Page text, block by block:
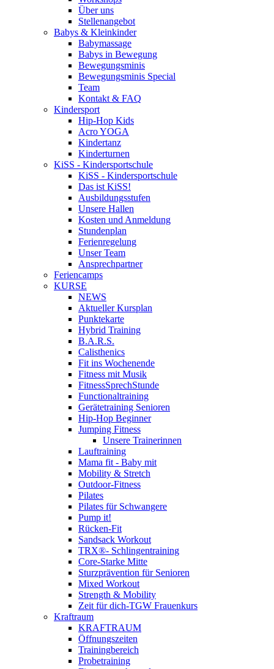
Über uns
Stellenangebot
Babys & Kleinkinder
Babymassage
Babys in Bewegung
Bewegungsminis
Bewegungsminis Special
Team
Kontakt & FAQ
Kindersport
Hip-Hop Kids
Acro YOGA
Kindertanz
Kinderturnen
KiSS - Kindersportschule
KiSS - Kindersportschule
Das ist KiSS!
Ausbildungsstufen
Unsere Hallen
Kosten und Anmeldung
Stundenplan
Ferienregelung
Unser Team
Ansprechpartner
Feriencamps
KURSE
NEWS
Aktueller Kursplan
Punktekarte
Hybrid Training
B.A.R.S.
Calisthenics
Fit ins Wochenende
Fitness mit Musik
FitnessSprechStunde
Functionaltraining
Gerätetraining Senioren
Hip-Hop Beginner
Jumping Fitness
Unsere Trainerinnen
Lauftraining
Mama fit - Baby mit
Mobility & Stretch
Outdoor-Fitness
Pilates
Pilates für Schwangere
Pump it!
Rücken-Fit
Sandsack Workout
TRX®- Schlingentraining
Core-Starke Mitte
Sturzprävention für Senioren
Mixed Workout
Strength & Mobility
Zeit für dich-TGW Frauenkurs
Kraftraum
KRAFTRAUM
Öffnungszeiten
Trainingbereich
Probetraining